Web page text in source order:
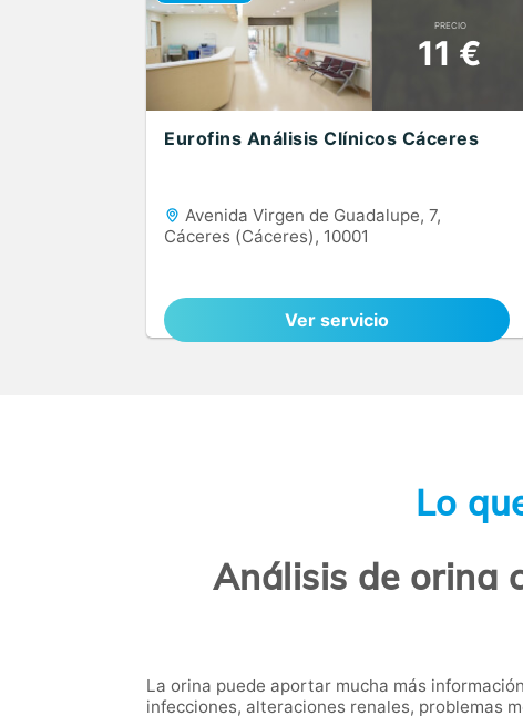
PRECIO
11 €
Eurofins Análisis Clínicos Cáceres
Avenida Virgen de Guadalupe, 7,
Cáceres (Cáceres), 10001
Ver servicio
Lo
Análisis de orina
La orina puede aportar mucha más
infecciones, alteraciones renales, problemas